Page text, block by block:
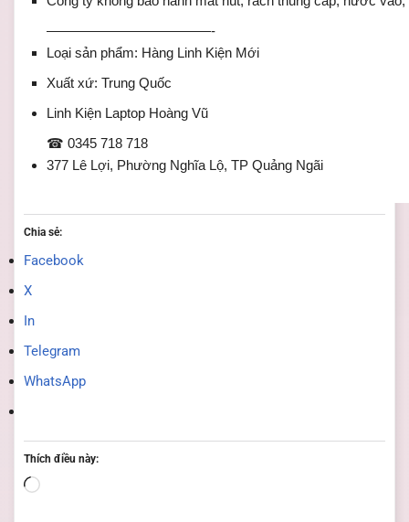
————————————-
Loại sản phẩm: Hàng Linh Kiện Mới
Xuất xứ: Trung Quốc
Linh Kiện Laptop Hoàng Vũ
☎ 0345 718 718
377 Lê Lợi, Phường Nghĩa Lộ, TP Quảng Ngãi
Chia sẻ:
Facebook
X
In
Telegram
WhatsApp
Thích điều này:
Đang